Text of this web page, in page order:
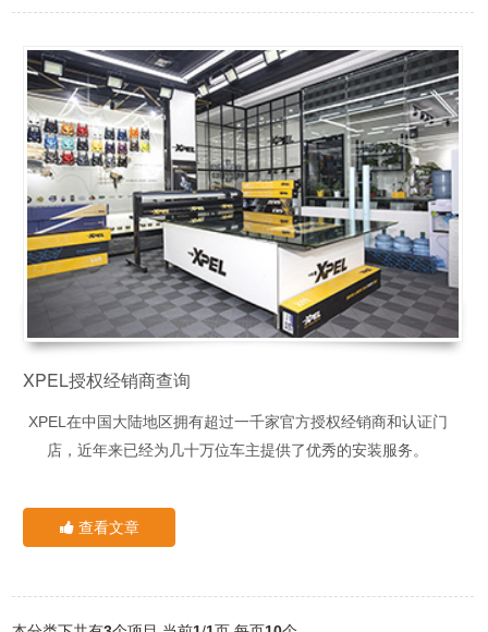
XPEL官方推荐
XPEL中国1号直营店
24小时服务热线：15902832572
点击电话咨询
XPEL中国1号直营店及时响应国家号召，结合防疫工作的需要并
根据经营工作实际和物资准备情况，通过打造密封消毒装贴车间
和在线沟通，预约施工等一系列强有力的举措，从自身做起，积
极履行企业职责，齐心协力，抗击疫情！
为了更好的给广大车友朋友服务，XPEL中国1号直营店特别推
出抗击新冠肺炎专项服务：
抗击新冠肺炎，双重大礼免费送
1、全车臭氧杀菌，本次赠送全年不限次数（单次388元/次）
XPEL授权经销商查询
XPEL在中国大陆地区拥有超过一千家官方授权经销商和认证门
店，近年来已经为几十万位车主提供了优秀的安装服务。
以下是成都市的授权经销商和认证门店。
成都XPEL授权经销商
版
中
别
查看文章